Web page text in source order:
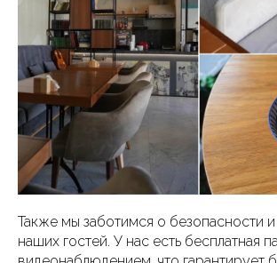
Также мы заботимся о безопасности
наших гостей. У нас есть бесплатная